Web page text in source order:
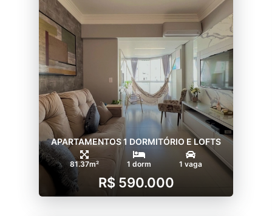
APARTAMENTOS 1 DORMITÓRIO E LOFTS
81.37m² 1 dorm 1 vaga
R$ 590.000